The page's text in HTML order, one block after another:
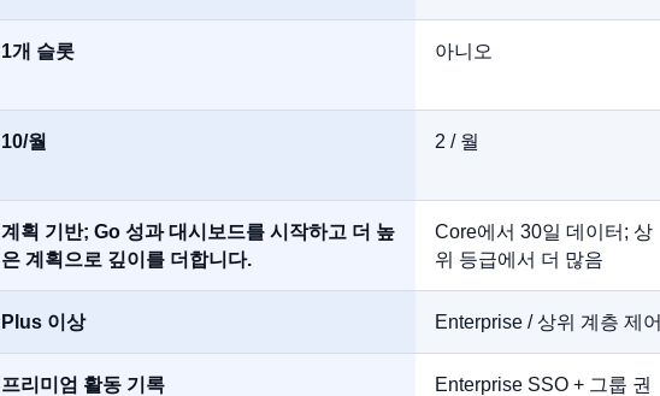
1개 슬롯 아니오
10/월 2 / 월
계획 기반; Go 성과 대시보드를 시작하고 더 높
은 계획으로 깊이를 더합니다.
Core에서 30일 데이터; 상
위 등급에서 더 많음
Plus 이상 Enterprise / 상위 계층 제어
프리미엄 활동 기록
Enterprise SSO + 그룹 권